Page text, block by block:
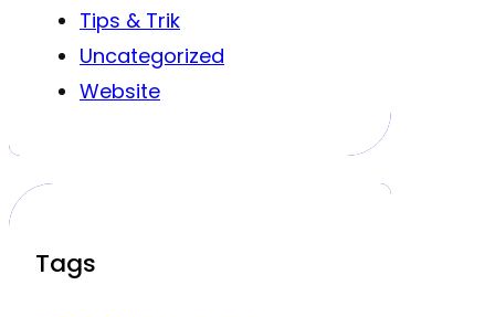
Tips & Trik
Uncategorized
Website
Tags